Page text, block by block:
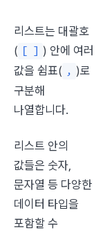
리스트는 대괄호
( [ ] ) 안에 여러
값을 쉼표( , )로
구분해
나열합니다.
리스트 안의
값들은 숫자,
문자열 등 다양한
데이터 타입을
포함할 수